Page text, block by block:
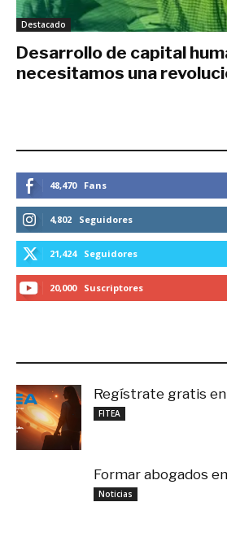
Destacado
Desarrollo de capital
necesitamos una
48,470 Fans
4,802 Seguidores
21,424 Seguidores
20,000 Suscriptores
Regístrate gratis
FITEA
Formar abogados
Noticias